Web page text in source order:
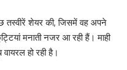
तस्वीरें शेयर की, जिसमें वह अपने
मनाती नजर आ रही हैं। माही
हो रही है।